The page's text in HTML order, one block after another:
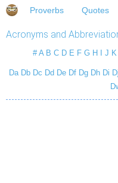
Proverbs Quotes
Acronyms and
# A B C D E F G H J K
Da Db Dc Dd De Df Dg Dh Di Dj